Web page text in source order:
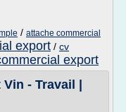
/ attache commercial
export / cv
export
- Travail |